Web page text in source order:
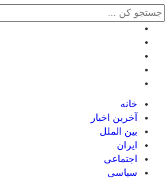
خانه
آخرین اخبار
بین الملل
ایران
اجتماعی
سیاسی